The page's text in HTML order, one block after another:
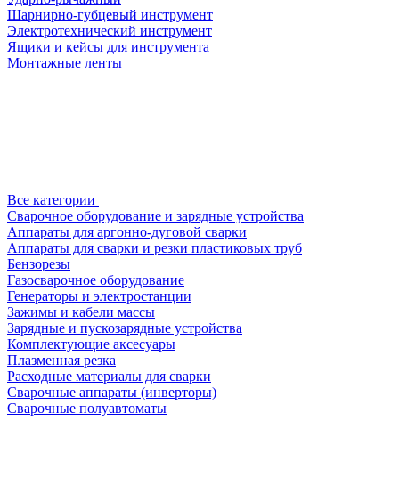
Шарнирно-губцевый инструмент
Электротехнический инструмент
Ящики и кейсы для инструмента
Монтажные ленты
Все категории
Сварочное оборудование и зарядные устройства
Аппараты для аргонно-дуговой сварки
Аппараты для сварки и резки пластиковых труб
Бензорезы
Газосварочное оборудование
Генераторы и электростанции
Зажимы и кабели массы
Зарядные и пускозарядные устройства
Комплектующие аксесуары
Плазменная резка
Расходные материалы для сварки
Сварочные аппараты (инверторы)
Сварочные полуавтоматы